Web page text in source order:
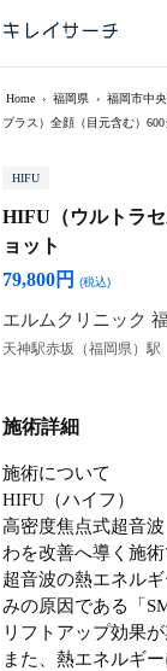
Home › 福岡県 › 福岡市中
プラス）全顔（目元含む）600
HIFU
HIFU（ウルトラ
ョット
79,800円
(税込)
エルムクリニック
天神駅赤坂（福岡県）駅
施術詳細
施術について
HIFU（ハイフ）
高密度焦点式超音
わを改善へ導く施術
超音波の熱エネル
みの原因である「
リフトアップ効果が
また、熱エネルギ